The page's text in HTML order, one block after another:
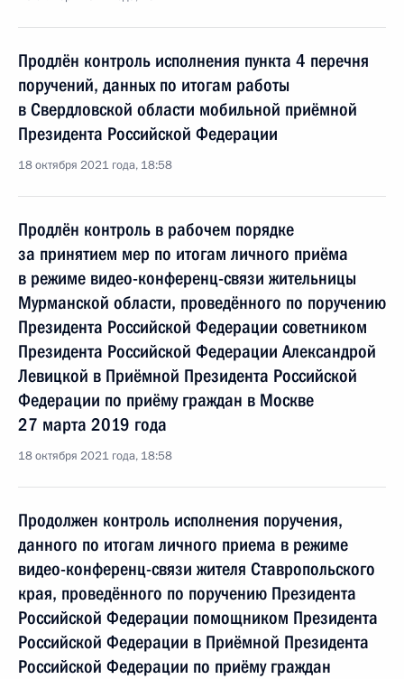
Продлён контроль исполнения пункта 4 перечня
поручений, данных по итогам работы
в Свердловской области мобильной приёмной
Президента Российской Федерации
18 октября 2021 года, 18:58
Продлён контроль в рабочем порядке
за принятием мер по итогам личного приёма
в режиме видео-конференц-связи жительницы
Мурманской области, проведённого по поручению
Президента Российской Федерации советником
Президента Российской Федерации Александрой
Левицкой в Приёмной Президента Российской
Федерации по приёму граждан в Москве
27 марта 2019 года
18 октября 2021 года, 18:58
Продолжен контроль исполнения поручения,
данного по итогам личного приема в режиме
видео-конференц-связи жителя Ставропольского
края, проведённого по поручению Президента
Российской Федерации помощником Президента
Российской Федерации в Приёмной Президента
Российской Федерации по приёму граждан